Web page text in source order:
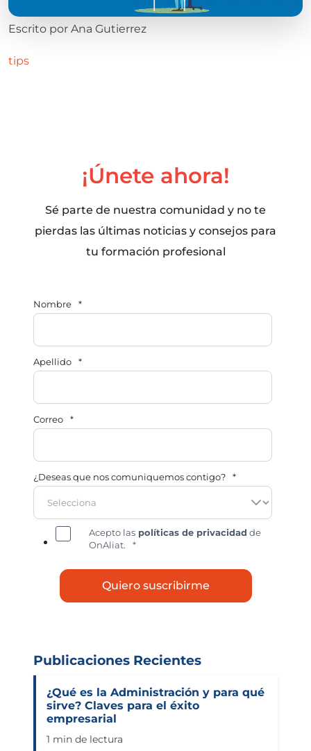
Escrito por Ana Gutierrez
tips
¡Únete ahora!
Sé parte de nuestra comunidad y no te
pierdas las últimas noticias y consejos para
tu formación profesional
Nombre *
Apellido *
Correo *
¿Deseas que nos comuniquemos contigo? *
Acepto las políticas de privacidad de
OnAliat.
*
Publicaciones Recientes
¿Qué es la Administración y para qué
sirve? Claves para el éxito
empresarial
1 min de lectura